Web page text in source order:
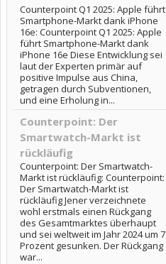
Counterpoint Q1 2025: Apple führt
Smartphone-Markt dank iPhone
16e: Counterpoint Q1 2025: Apple
führt Smartphone-Markt dank
iPhone 16e Diese Entwicklung sei
laut der Experten primär auf
positive Impulse aus China,
getragen durch Subventionen,
und eine Erholung in...
Counterpoint: Der
Smartwatch-Markt ist
rückläufig
Counterpoint: Der Smartwatch-
Markt ist rückläufig: Counterpoint:
Der Smartwatch-Markt ist
rückläufig Jener verzeichnete
wohl erstmals einen Rückgang
des Gesamtmarktes überhaupt
und sei weltweit im Jahr 2024 um 7
Prozent gesunken. Der Rückgang
war...